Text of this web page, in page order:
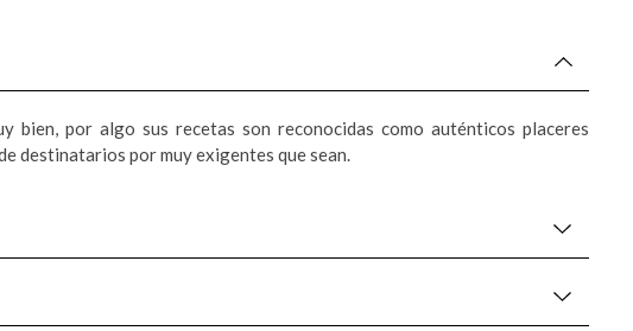
bien, por algo sus recetas son reconocidas como auténticos placeres
destinatarios por muy exigentes que sean.